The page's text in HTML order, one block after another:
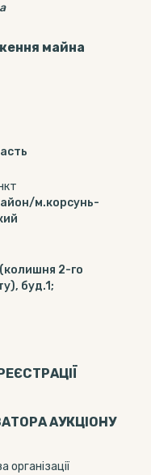
майна
м.корсунь-
2-го
буд.1;
АУКЦІОНУ